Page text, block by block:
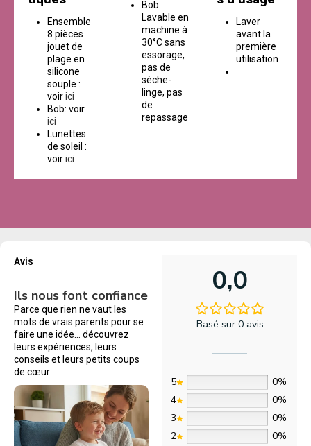
Ensemble
8 pièces
jouet de
plage en
silicone
souple :
voirici
Bob: voir
ici
Lunettes
de soleil :
voirici
Bob:
Lavable en
machine à
30°C sans
essorage,
pas de
sèche-
linge, pas
de
repassage
Laver
avant la
première
utilisation
Avis
Ils nous font confiance
Parce que rien ne vaut les
mots de vrais parents pour se
faire une idée… découvrez
leurs expériences, leurs
conseils et leurs petits coups
de cœur
0,0
Basé sur 0 avis
5
0%
4
0%
3
0%
2
0%